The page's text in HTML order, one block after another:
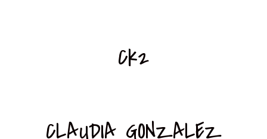
Ck2
CLAUDIA GONZALEZ